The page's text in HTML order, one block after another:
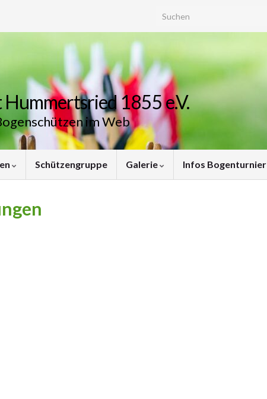
Search for:
1855 e.V.
im Web
Schützengruppe Galerie Infos Bogenturnier